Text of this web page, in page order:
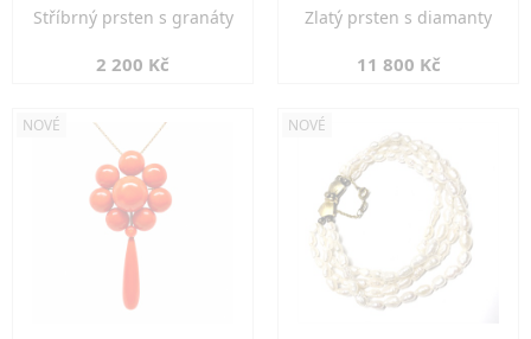
Stříbrný prsten s granáty
2 200 Kč
Zlatý prsten s diamanty
11 800 Kč
NOVÉ NOVÉ